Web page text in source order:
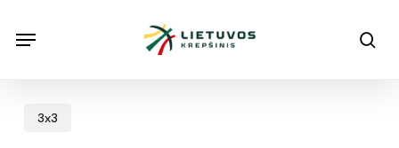
Menu
3x3